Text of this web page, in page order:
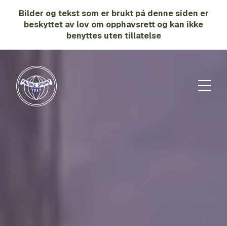
hovedinnhold
Bilder og tekst som er brukt på denne siden er
beskyttet av lov om opphavsrett og kan ikke
benyttes uten tillatelse
Meny